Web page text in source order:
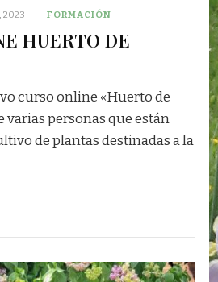
2023 FORMACIÓN
HUERTO DE
curso online «Huerto de
varias personas que están
de plantas destinadas a la